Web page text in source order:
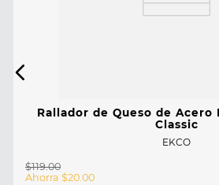
Rallador de Queso de Acero
Classic
EKCO
$119.00
Ahorra $20.00